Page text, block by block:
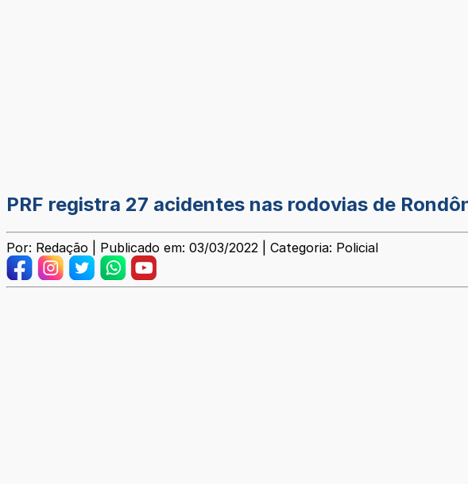
PRF registra 27 acidentes nas rodovias de
Por: Redação | Publicado em: 03/03/2022 | Categoria: Policial